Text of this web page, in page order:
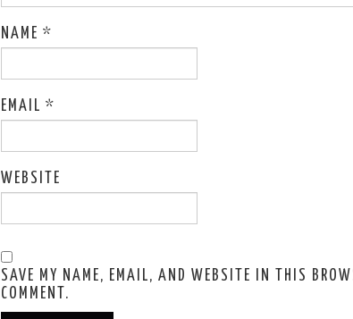
NAME *
EMAIL *
WEBSITE
SAVE MY NAME, EMAIL, AND WEBSITE IN THIS
COMMENT.